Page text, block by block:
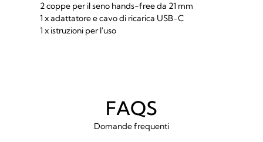
2 coppe per il seno hands-free da 21 mm
1 x adattatore e cavo di ricarica USB-C
1 x istruzioni per l'uso
FAQS
Domande frequenti